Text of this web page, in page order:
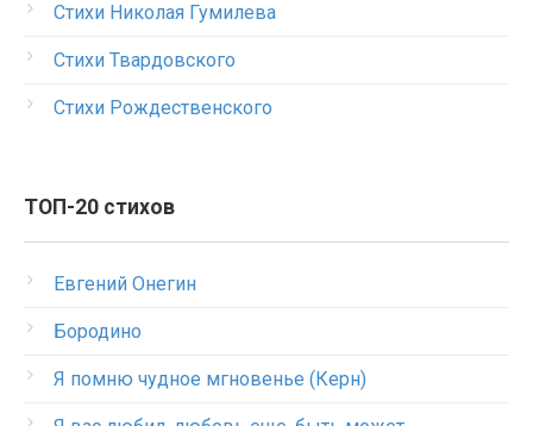
Стихи Николая Гумилева
Стихи Твардовского
Стихи Рождественского
ТОП-20 стихов
Евгений Онегин
Бородино
Я помню чудное мгновенье (Керн)